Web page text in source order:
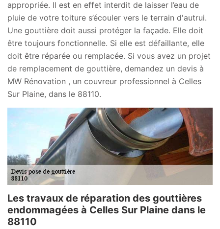
appropriée. Il est en effet interdit de laisser l’eau de
pluie de votre toiture s’écouler vers le terrain d'autrui.
Une gouttière doit aussi protéger la façade. Elle doit
être toujours fonctionnelle. Si elle est défaillante, elle
doit être réparée ou remplacée. Si vous avez un projet
de remplacement de gouttière, demandez un devis à
MW Rénovation , un couvreur professionnel à Celles
Sur Plaine, dans le 88110.
Les travaux de réparation des gouttières
endommagées à Celles Sur Plaine dans le
88110